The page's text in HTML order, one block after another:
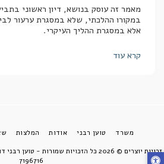
מאמר זה עוסק בנושא, דיון ראשוני
במקורו ההלכתי, שלא במסגרת ערעור
אלא במסגרת ההליך העיקרי.
קרא עוד
משרד טוען רבני אודות המלצות
זכויות יוצרים © 2026 כל הזכויות שמורות -
7196716